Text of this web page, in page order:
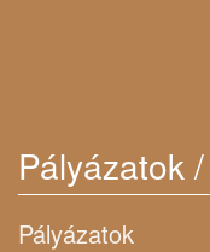
Pályázatok
Pályázatok